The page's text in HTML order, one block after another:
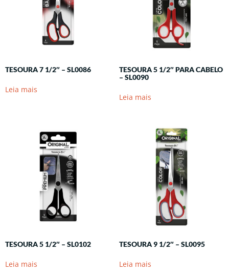
TESOURA 7 1/2″ – SL0086
Leia mais
TESOURA 5 1/2″ PARA CABELO
– SL0090
Leia mais
TESOURA 5 1/2″ – SL0102
Leia mais
TESOURA 9 1/2″ – SL0095
Leia mais